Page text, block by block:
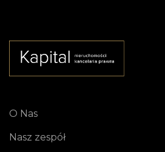
O Nas
Nasz zespół